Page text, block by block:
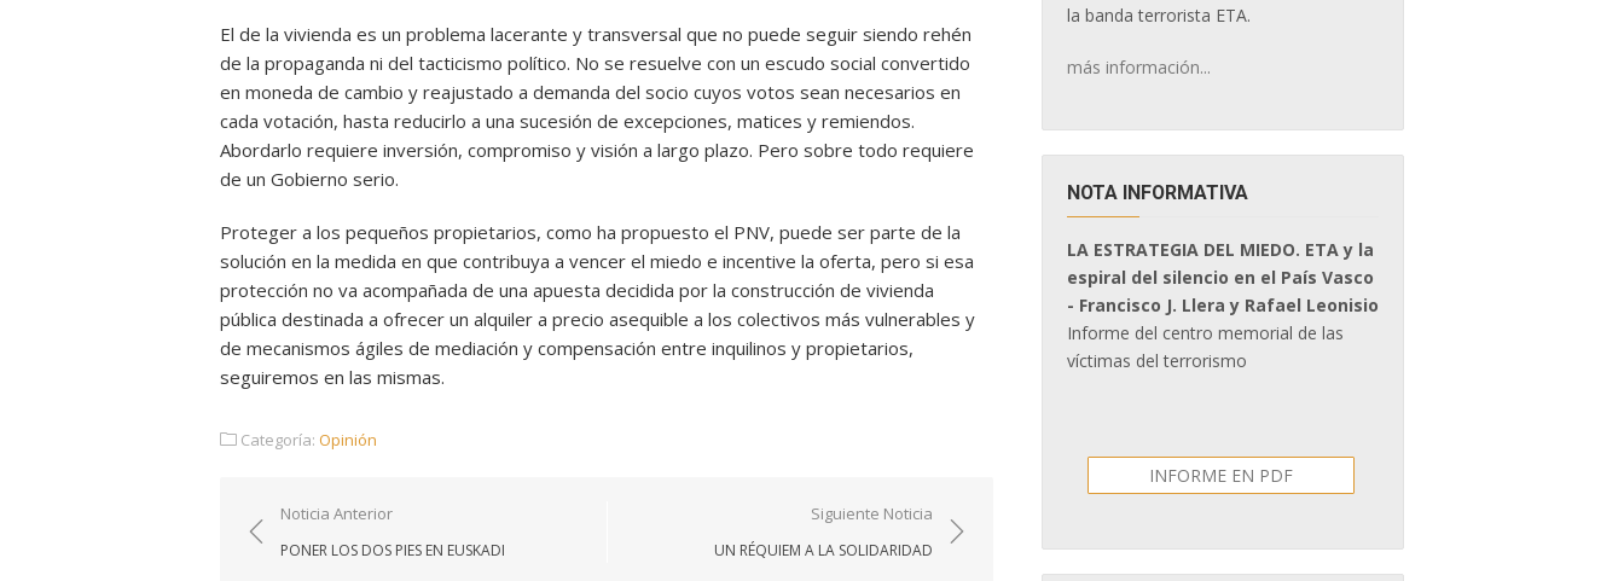
El de la vivienda es un problema lacerante y transversal que no puede seguir siendo rehén
de la propaganda ni del tacticismo político. No se resuelve con un escudo social convertido
en moneda de cambio y reajustado a demanda del socio cuyos votos sean necesarios en
cada votación, hasta reducirlo a una sucesión de excepciones, matices y remiendos.
Abordarlo requiere inversión, compromiso y visión a largo plazo. Pero sobre todo requiere
de un Gobierno serio.
Proteger a los pequeños propietarios, como ha propuesto el PNV, puede ser parte de la
solución en la medida en que contribuya a vencer el miedo e incentive la oferta, pero si esa
protección no va acompañada de una apuesta decidida por la construcción de vivienda
pública destinada a ofrecer un alquiler a precio asequible a los colectivos más vulnerables y
de mecanismos ágiles de mediación y compensación entre inquilinos y propietarios,
seguiremos en las mismas.
Categoría: Opinión
Navegación
de
Noticia Anterior
PONER LOS DOS PIES EN EUSKADI
Siguiente Noticia
UN RÉQUIEM A LA SOLIDARIDAD
la banda terrorista ETA.
más información...
NOTA INFORMATIVA
LA ESTRATEGIA DEL MIEDO. ETA y la
espiral del silencio en el País Vasco
- Francisco J. Llera y Rafael Leonisio
Informe del centro memorial de las
víctimas del terrorismo
INFORME EN PDF